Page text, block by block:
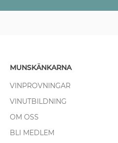
MUNSKÄNKARNA
VINPROVNINGAR
VINUTBILDNING
OM OSS
BLI MEDLEM